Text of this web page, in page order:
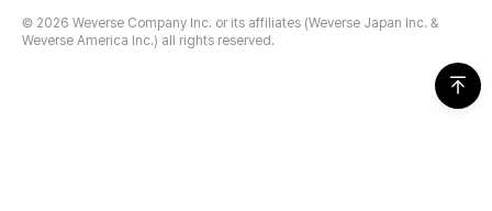
© 2026 Weverse Company Inc. or its affiliates (Weverse Japan Inc. &
Weverse America Inc.) all rights reserved.